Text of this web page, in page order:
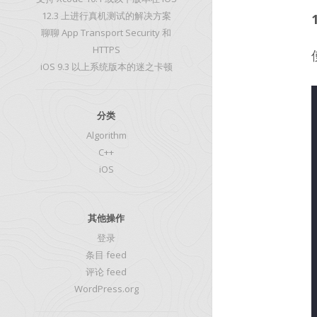
12.3 上进行真机测试的解决方案
聊聊 App Transport Security 和
HTTPS
iOS 9.3 以上系统版本的迷之卡顿
分类
Algorithm
C++
iOS
其他操作
登录
条目 feed
评论 feed
WordPress.org